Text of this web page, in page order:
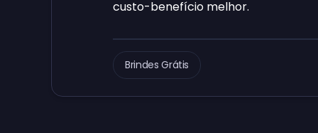
custo-benefício melhor.
Brindes Grátis